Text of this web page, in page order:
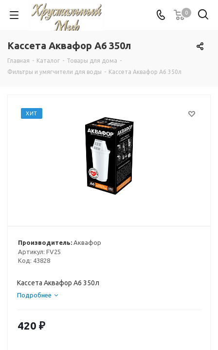
0
Кассета Аквафор А6 350л
Главная - Каталог - Товары для дома -
Фильтры и умягчители для воды - Кассета Аквафор А6 350л
ХИТ
Производитель: Аквафор
Артикул: FV25
Код: 43828
Кассета Аквафор А6 350л
Подробнее
420 ₽